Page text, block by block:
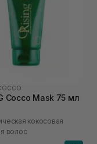
Cocco Mask 75 мл
кокосовая
волос